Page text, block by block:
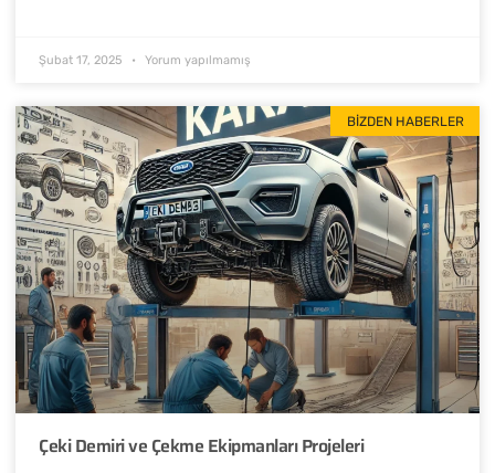
Şubat 17, 2025 Yorum yapılmamış
BIZDEN HABERLER
Çeki Demiri ve Çekme Ekipmanları Projeleri